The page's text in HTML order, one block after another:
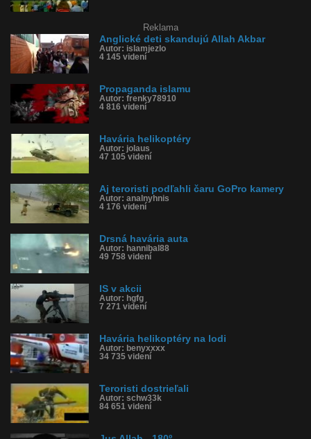
Reklama
Anglické deti skandujú Allah Akbar
Autor: islamjezlo
4 145 videní
Propaganda islamu
Autor: frenky78910
4 816 videní
Havária helikoptéry
Autor: jolaus
47 105 videní
Aj teroristi podľahli čaru GoPro kamery
Autor: analnyhnis
4 176 videní
Drsná havária auta
Autor: hannibal88
49 758 videní
IS v akcii
Autor: hgfg
7 271 videní
Havária helikoptéry na lodi
Autor: benyxxxx
34 735 videní
Teroristi dostrieľali
Autor: schw33k
84 651 videní